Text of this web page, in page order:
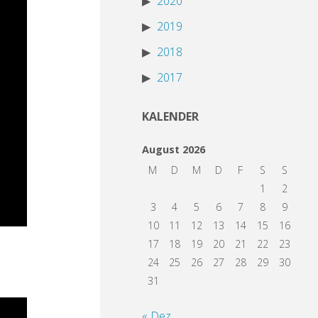
2019
2018
2017
KALENDER
August 2026
M
D M D F S
S
1
2
3
4 5 6 7 8
9
10
11 12 13 14 15
16
17
18 19 20 21 22
23
24
25 26 27 28 29
30
31